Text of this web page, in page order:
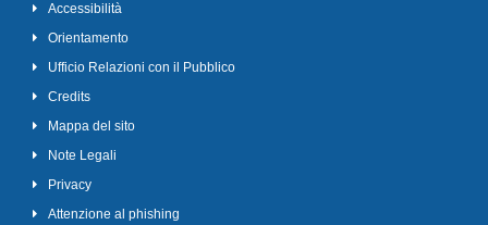
Accessibilità
Orientamento
Ufficio Relazioni con il Pubblico
Credits
Mappa del sito
Note Legali
Privacy
Attenzione al phishing